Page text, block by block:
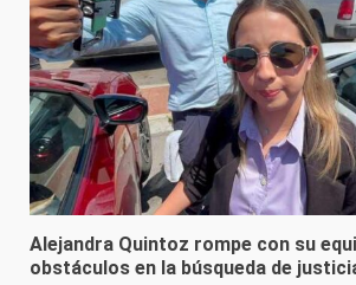
Alejandra Quintoz rompe con su
obstáculos en la búsqueda de